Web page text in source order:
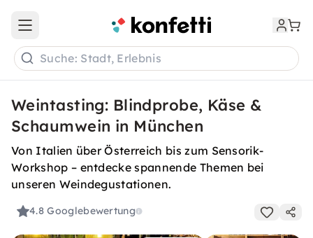
Open main menu
Suche: Stadt, Erlebnis
Weintasting: Blindprobe, Käse &
Schaumwein in München
Von Italien über Österreich bis zum Sensorik-
Workshop – entdecke spannende Themen bei
unseren Weindegustationen.
4.8Googlebewertung